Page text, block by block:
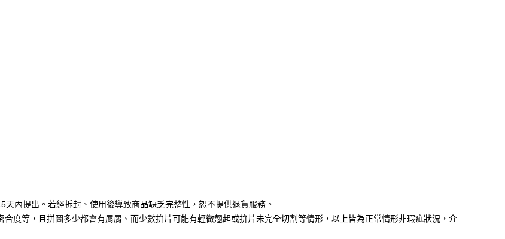
內提出。若經拆封、使用後導致商品缺乏完整性，恕不提供退貨服務。
度等，且拼圖多少都會有屑屑、而少數拚片可能有輕微翹起或拚片未完全切割等情形，以上皆為正常情形非瑕疵狀況，介